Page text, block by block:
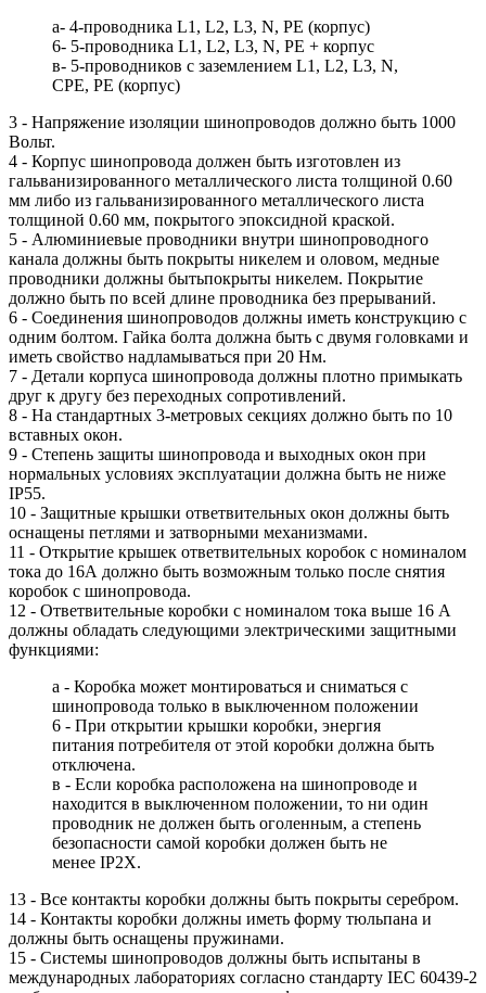
а- 4-проводника L1, L2, L3, N, РЕ (корпус)
6- 5-проводника L1, L2, L3, N, РЕ + корпус
в- 5-проводников с заземлением L1, L2, L3, N,
СРЕ, РЕ (корпус)
3 - Напряжение изоляции шинопроводов должно быть 1000
Вольт.
4 - Корпус шинопровода должен быть изготовлен из
гальванизированного металлического листа толщиной 0.60
мм либо из гальванизированного металлического листа
толщиной 0.60 мм, покрытого эпоксидной краской.
5 - Алюминиевые проводники внутри шинопроводного
канала должны быть покрыты никелем и оловом, медные
проводники должны бытьпокрыты никелем. Покрытие
должно быть по всей длине проводника без прерываний.
6 - Соединения шинопроводов должны иметь конструкцию с
одним болтом. Гайка болта должна быть с двумя головками и
иметь свойство надламываться при 20 Нм.
7 - Детали корпуса шинопровода должны плотно примыкать
друг к другу без переходных сопротивлений.
8 - На стандартных 3-метровых секциях должно быть по 10
вставных окон.
9 - Степень защиты шинопровода и выходных окон при
нормальных условиях эксплуатации должна быть не ниже
IP55.
10 - Защитные крышки ответвительных окон должны быть
оснащены петлями и затворными механизмами.
11 - Открытие крышек ответвительных коробок с номиналом
тока до 16А должно быть возможным только после снятия
коробок с шинопровода.
12 - Ответвительные коробки с номиналом тока выше 16 А
должны обладать следующими электрическими защитными
функциями:
а - Коробка может монтироваться и сниматься с
шинопровода только в выключенном положении
6 - При открытии крышки коробки, энергия
питания потребителя от этой коробки должна быть
отключена.
в - Если коробка расположена на шинопроводе и
находится в выключенном положении, то ни один
проводник не должен быть оголенным, а степень
безопасности самой коробки должен быть не
менее IP2X.
13 - Все контакты коробки должны быть покрыты серебром.
14 - Контакты коробки должны иметь форму тюльпана и
должны быть оснащены пружинами.
15 - Системы шинопроводов должны быть испытаны в
международных лабораториях согласно стандарту IEC 60439-2